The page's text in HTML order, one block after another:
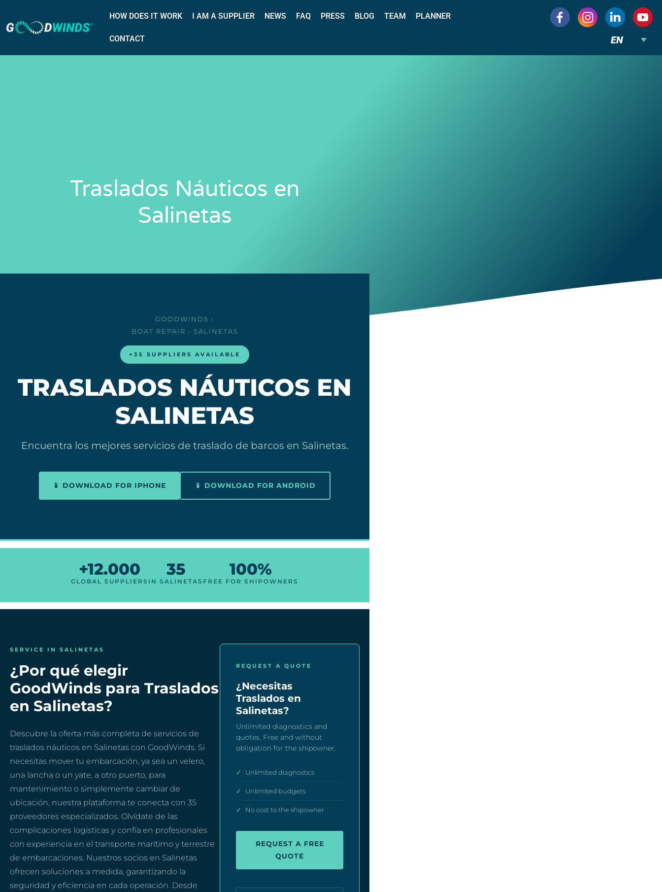
HOW DOES IT WORK I AM A SUPPLIER NEWS FAQ PRESS BLOG TEAM PLANNER
CONTACT EN
Traslados Náuticos en
Salinetas
GOODWINDS ›
BOAT REPAIR › SALINETAS
+35 SUPPLIERS AVAILABLE
TRASLADOS NÁUTICOS EN
SALINETAS
Encuentra los mejores servicios de traslado de barcos en Salinetas.
📱 DOWNLOAD FOR IPHONE 📱 DOWNLOAD FOR ANDROID
+12.000
GLOBAL SUPPLIERS
35
IN SALINETAS
100%
FREE FOR SHIPOWNERS
SERVICE IN SALINETAS
¿Por qué elegir
GoodWinds para Traslados
en Salinetas?
Descubre la oferta más completa de servicios de
traslados náuticos en Salinetas con GoodWinds. Si
necesitas mover tu embarcación, ya sea un velero,
una lancha o un yate, a otro puerto, para
mantenimiento o simplemente cambiar de
ubicación, nuestra plataforma te conecta con 35
proveedores especializados. Olvídate de las
complicaciones logísticas y confía en profesionales
con experiencia en el transporte marítimo y terrestre
de embarcaciones. Nuestros socios en Salinetas
ofrecen soluciones a medida, garantizando la
seguridad y eficiencia en cada operación. Desde
REQUEST A QUOTE
¿Necesitas
Traslados en
Salinetas?
Unlimited diagnostics and
quotes. Free and without
obligation for the shipowner.
✓ Unlimited diagnostics
✓ Unlimited budgets
✓ No cost to the shipowner
REQUEST A FREE
QUOTE